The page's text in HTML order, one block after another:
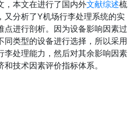
，本文在进行了国内外文献综述梳
又分析了Y机场行李处理系统的实
点进行剖析。因为设备影响因素过
同类型的设备进行选择，所以采用
李处理能力，然后对其余影响因素
技术因素评价指标体系。